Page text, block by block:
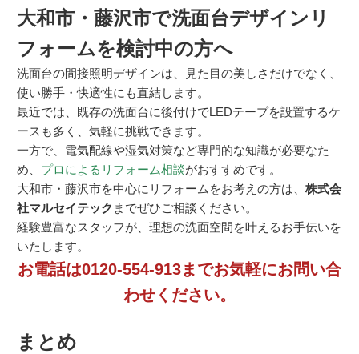
大和市・藤沢市で洗面台デザインリ
フォームを検討中の方へ
洗面台の間接照明デザインは、見た目の美しさだけでなく、
使い勝手・快適性にも直結します。
最近では、既存の洗面台に後付けでLEDテープを設置するケ
ースも多く、気軽に挑戦できます。
一方で、電気配線や湿気対策など専門的な知識が必要なた
め、 プロによるリフォーム相談がおすすめです。
大和市・藤沢市を中心にリフォームをお考えの方は、 株式会
社マルセイテック までぜひご相談ください。
経験豊富なスタッフが、理想の洗面空間を叶えるお手伝いを
いたします。
お電話は0120-554-913までお気軽にお問い合
わせください。
まとめ